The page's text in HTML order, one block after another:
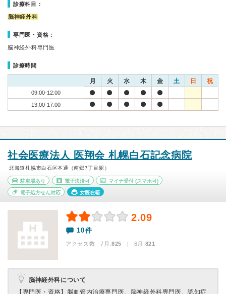
診療科目：
脳神経外科
専門医・資格：
脳神経外科専門医
診療時間
月 火 水 木 金 土 日 祝
09:00-12:00
13:00-17:00
社会医療法人 医翔会 札幌白石記念病院
北海道札幌市白石区本通（南郷7丁目駅）
駐車場あり 電子決済可 マイナ受付 (スマホ可)
電子処方せん対応 女医在籍
2.09
10件
アクセス数 7月:825 | 6月:821
脳神経外科について
【専門医・資格】 脳血管内治療専門医、脳神経外科専門医、認知症